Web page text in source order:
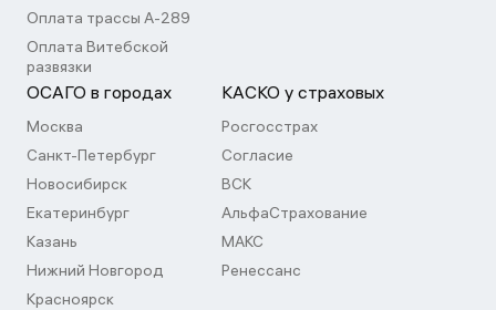
Оплата трассы А-289
Оплата Витебской
развязки
ОСАГО в городах
Москва
Санкт-Петербург
Новосибирск
Екатеринбург
Казань
Нижний Новгород
Красноярск
КАСКО у страховых
Росгосстрах
Согласие
ВСК
АльфаСтрахование
МАКС
Ренессанс